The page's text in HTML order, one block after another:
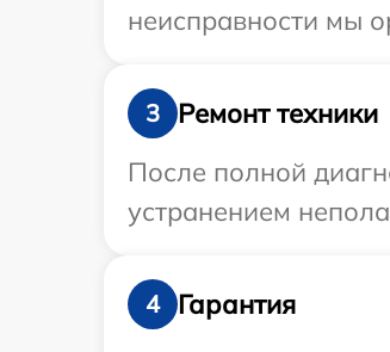
неисправности мы
3
Ремонт техники
После полной
устранением
4
Гарантия